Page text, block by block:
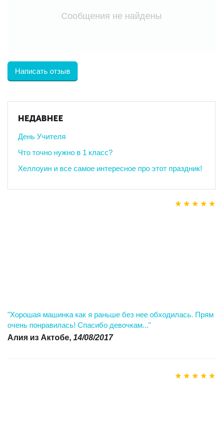
Сообщения не найдены
Написать отзыв
НЕДАВНЕЕ
День Учителя
Что точно нужно в 1 класс?
Хеллоуин и все самое интересное про этот праздник!
"Хорошая машинка как я раньше без нее обходилась. Прям
очень понравилась! Спасибо девочкам..."
Алия из Актобе, 14/08/2017